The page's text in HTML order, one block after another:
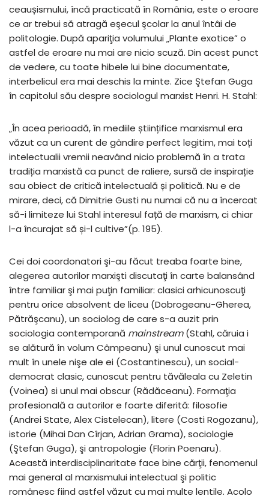
ceaușismului, încă practicată în România, este o eroare
ce ar trebui să atragă eşecul şcolar la anul întâi de
politologie. După apariţia volumului „Plante exotice” o
astfel de eroare nu mai are nicio scuză. Din acest punct
de vedere, cu toate hibele lui bine documentate,
interbelicul era mai deschis la minte. Zice Ştefan Guga
în capitolul său despre sociologul marxist Henri. H. Stahl:
„În acea perioadă, în mediile științifice marxismul era
văzut ca un curent de gândire perfect legitim, mai toți
intelectualii vremii neavând nicio problemă în a trata
tradiția marxistă ca punct de raliere, sursă de inspirație
sau obiect de critică intelectuală și politică. Nu e de
mirare, deci, că Dimitrie Gusti nu numai că nu a încercat
să-i limiteze lui Stahl interesul față de marxism, ci chiar
l-a încurajat să și-l cultive”(p. 195).
Cei doi coordonatori şi-au făcut treaba foarte bine,
alegerea autorilor marxişti discutaţi în carte balansând
între familiar şi mai puţin familiar: clasici arhicunoscuţi
pentru orice absolvent de liceu (Dobrogeanu-Gherea,
Pătrăşcanu), un sociolog de care s-a auzit prin
sociologia contemporană mainstream(Stahl, căruia i
se alătură în volum Câmpeanu) şi unul cunoscut mai
mult în unele nişe ale ei (Costantinescu), un social-
democrat clasic, cunoscut pentru tăvăleala cu Zeletin
(Voinea) si unul mai obscur (Rădăceanu). Formaţia
profesională a autorilor e foarte diferită: filosofie
(Andrei State, Alex Cistelecan), litere (Costi Rogozanu),
istorie (Mihai Dan Cîrjan, Adrian Grama), sociologie
(Ştefan Guga), şi antropologie (Florin Poenaru).
Această interdisciplinaritate face bine cărţii, fenomenul
mai general al marxismului intelectual şi politic
românesc fiind astfel văzut cu mai multe lentile. Acolo